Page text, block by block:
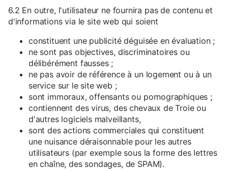
6.2 En outre, l'utilisateur ne fournira pas de contenu et
d'informations via le site web qui soient
constituent une publicité déguisée en évaluation ;
ne sont pas objectives, discriminatoires ou
délibérément fausses ;
ne pas avoir de référence à un logement ou à un
service sur le site web ;
sont immoraux, offensants ou pornographiques ;
contiennent des virus, des chevaux de Troie ou
d'autres logiciels malveillants,
sont des actions commerciales qui constituent
une nuisance déraisonnable pour les autres
utilisateurs (par exemple sous la forme des lettres
en chaîne, des sondages, de SPAM).